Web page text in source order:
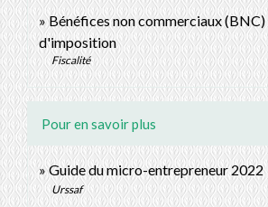
Bénéfices non commerciaux
d'imposition
Fiscalité
Pour en savoir plus
Guide du micro-entrepreneur 2022
Urssaf